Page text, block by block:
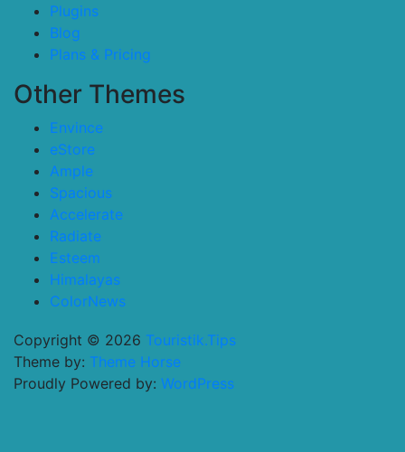
Plugins
Blog
Plans & Pricing
Other Themes
Envince
eStore
Ample
Spacious
Accelerate
Radiate
Esteem
Himalayas
ColorNews
Copyright © 2026 Touristik.Tips
Theme by: Theme Horse
Proudly Powered by: WordPress